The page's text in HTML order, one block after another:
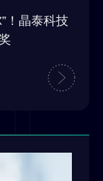
！晶泰科技